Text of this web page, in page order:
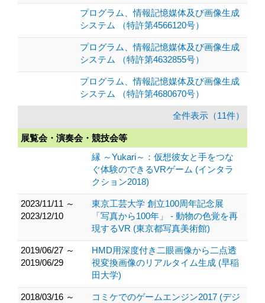
プログラム、情報記憶媒体及び画像生成
システム （特許第4566120号）
プログラム、情報記憶媒体及び画像生成
システム （特許第4632855号）
プログラム、情報記憶媒体及び画像生成
システム （特許第4680670号）
全件表示（11件）
展覧会・演奏会・競技会等
縁 ～Yukari～：仮想彼女と手をつな
ぐ体験のできるVRゲーム (インタラ
クション2018)
2023/11/11 ～
2023/12/10
東京工芸大学 創立100周年記念展
「写真から100年」 - 動物の色覚を再
現するVR (東京都写真美術館)
2019/06/27 ～
2019/06/29
HMD用深度付き二眼画像から二点透
視変換画像のリアルタイム生成 (早稲
田大学)
2018/03/16 ～ コミケでのゲームエンジン2017 (デジ